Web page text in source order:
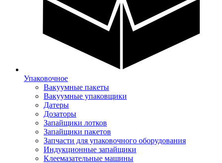
Упаковочное
Вакуумные пакеты
Вакуумные упаковщики
Датеры
Дозаторы
Запайщики лотков
Запайщики пакетов
Запчасти для упаковочного оборудования
Индукционные запайщики
Клеемазательные машины